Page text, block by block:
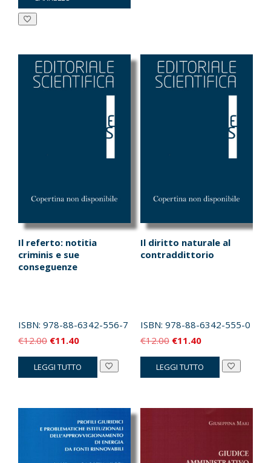
era:
è:
Il referto: notitia
criminis e sue
conseguenze
ISBN: 978-88-6342-556-7
€12.00 Il
prezzo
originale
€11.40Il
prezzo
attuale
LEGGI TUTTO
Il diritto naturale al
contraddittorio
ISBN: 978-88-6342-555-0
€12.00 Il
prezzo
originale
€11.40Il
prezzo
attuale
LEGGI TUTTO